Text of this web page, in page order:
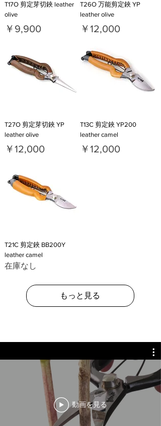
T17O 剪定芽切鋏 leather
olive
価格
￥9,900
T26O 万能剪定鋏 YP
leather olive
価格
￥12,000
T27O 剪定芽切鋏 YP
leather olive
価格
￥12,000
T13C 剪定鋏 YP200
leather camel
価格
￥12,000
T21C 剪定鋏 BB200Y
leather camel
在庫なし
もっと見る
動画を見る